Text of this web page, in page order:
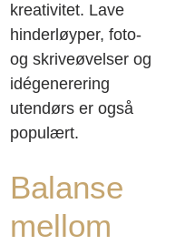
kreativitet. Lave
hinderløyper, foto-
og skriveøvelser og
idégenerering
utendørs er også
populært.
Balanse
mellom